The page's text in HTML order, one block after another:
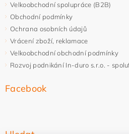
Velkoobchodní spolupráce (B2B)
Obchodní podmínky
Ochrana osobních údajů
Vrácení zboží, reklamace
Velkoobchodní obchodní podmínky
Rozvoj podnikání In-duro s.r.o. -
Facebook